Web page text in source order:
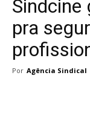
Sindcine
pra
Por Agência Sindical